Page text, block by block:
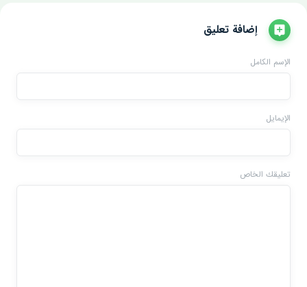
إضافة تعليق
الإسم الكامل
الإيمايل
تعليقك الخاص